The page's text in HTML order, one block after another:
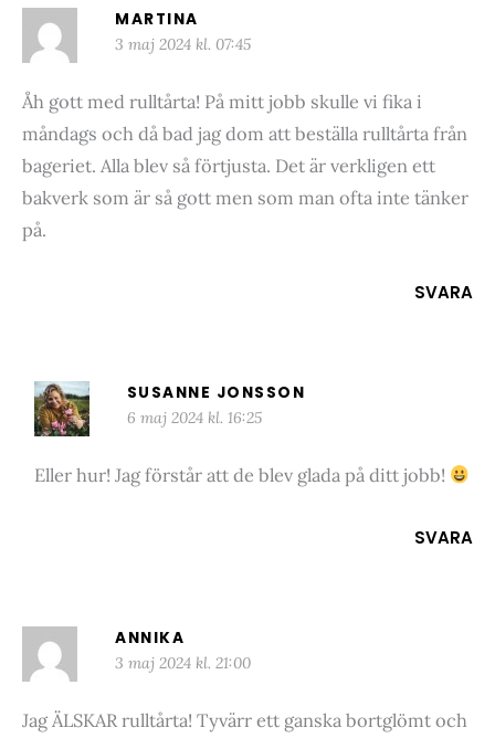
MARTINA
3 maj 2024 kl. 07:45
Åh gott med rulltårta! På mitt jobb skulle vi fika i
måndags och då bad jag dom att beställa rulltårta från
bageriet. Alla blev så förtjusta. Det är verkligen ett
bakverk som är så gott men som man ofta inte tänker
på.
SVARA
SUSANNE JONSSON
6 maj 2024 kl. 16:25
Eller hur! Jag förstår att de blev glada på ditt jobb!
SVARA
ANNIKA
3 maj 2024 kl. 21:00
Jag ÄLSKAR rulltårta! Tyvärr ett ganska bortglömt och